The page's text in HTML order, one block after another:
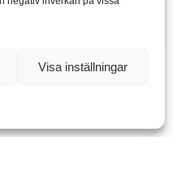
Visa inställningar